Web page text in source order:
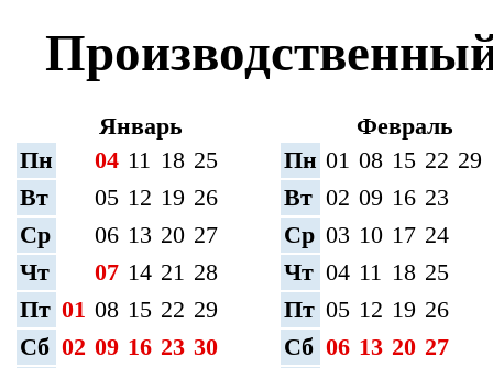
Январь
Пн
04 11 18 25
Вт
05 12 19 26
Ср
06 13 20 27
Чт
07 14 21 28
Пт 01 08 15 22 29
Сб 02 09 16 23 30
Февраль
Пн 01 08 15 22 29
Вт 02 09 16 23
Ср 03 10 17 24
Чт 04 11 18 25
Пт 05 12 19 26
Сб 06 13 20 27